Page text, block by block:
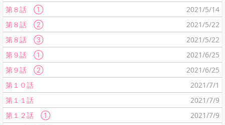
第８話 ①
2021/5/14
第８話 ②
2021/5/22
第８話 ③
2021/5/22
第９話 ①
2021/6/25
第９話 ②
2021/6/25
第１０話
2021/7/1
第１１話
2021/7/9
第１２話 ①
2021/7/9